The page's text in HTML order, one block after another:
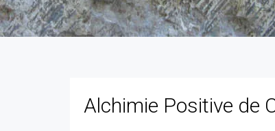
Alchimie Positive de